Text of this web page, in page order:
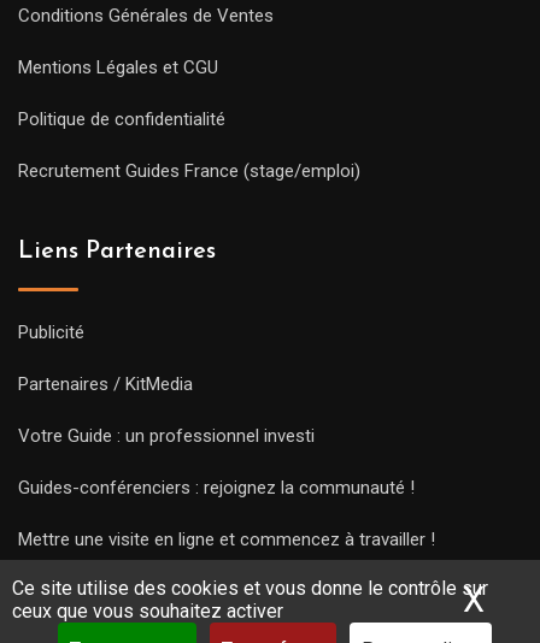
Ce site utilise des cookies et vous donne le contrôle sur
ceux que vous souhaitez activer
X
Conditions Générales de Ventes
Mentions Légales et CGU
Politique de confidentialité
Recrutement Guides France (stage/emploi)
Liens Partenaires
Publicité
Partenaires / KitMedia
Votre Guide : un professionnel investi
Guides-conférenciers : rejoignez la communauté !
Mettre une visite en ligne et commencez à travailler !